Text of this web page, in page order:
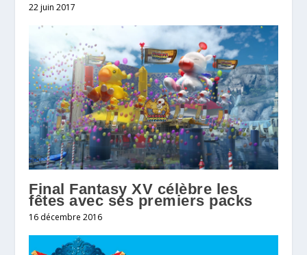
22 juin 2017
Final Fantasy XV célèbre les
fêtes avec ses premiers packs
16 décembre 2016